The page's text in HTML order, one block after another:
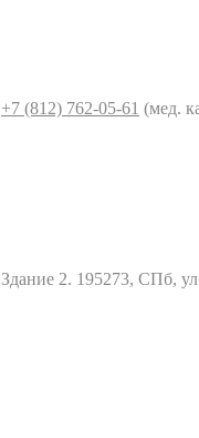
+7 (812) 762-05-61 (мед.
Здание 2. 195273, СПб,